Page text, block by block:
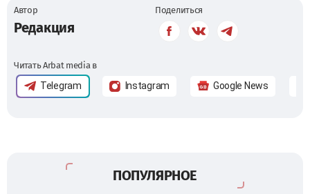
Автор
Редакция
Поделиться
Читать Arbat media в
Telegram Instagram Google News
ПОПУЛЯРНОЕ